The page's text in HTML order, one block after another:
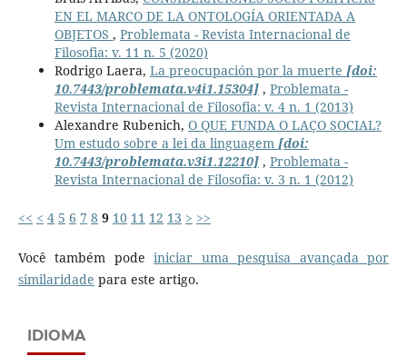
EN EL MARCO DE LA ONTOLOGÍA ORIENTADA A
OBJETOS , Problemata - Revista Internacional de
Filosofia: v. 11 n. 5 (2020)
Rodrigo Laera, La preocupación por la muerte [doi:
10.7443/problemata.v4i1.15304], Problemata -
Revista Internacional de Filosofia: v. 4 n. 1 (2013)
Alexandre Rubenich, O QUE FUNDA O LAÇO SOCIAL?
Um estudo sobre a lei da linguagem [doi:
10.7443/problemata.v3i1.12210], Problemata -
Revista Internacional de Filosofia: v. 3 n. 1 (2012)
<< < 4 5 6 7 8 9 10 11 12 13 > >>
Você também podeiniciar uma pesquisa avançada por
similaridade para este artigo.
IDIOMA